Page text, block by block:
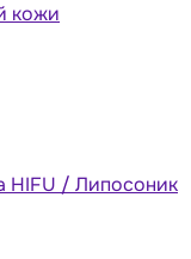
кожи
HIFU / Липосоник